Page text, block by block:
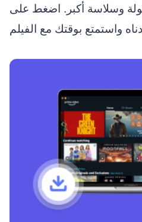
وسلاسة أكبر. اضغط على